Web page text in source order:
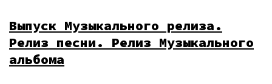
Выпуск Музыкального релиза.
Релиз песни. Релиз Музыкального
альбома